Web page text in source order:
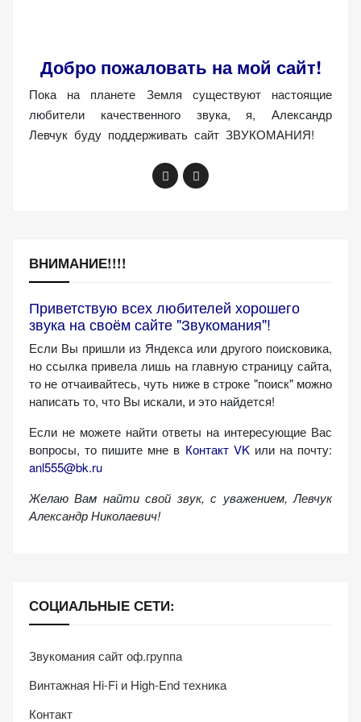
Добро пожаловать на мой сайт!
Пока на планете Земля существуют настоящие
любители качественного звука, я, Александр
Левчук буду поддерживать сайт ЗВУКОМАНИЯ!
ВНИМАНИЕ!!!!
Приветствую всех любителей хорошего
звука на своём сайте "Звукомания"!
Если Вы пришли из Яндекса или другого поисковика,
но ссылка привела лишь на главную страницу сайта,
то не отчаивайтесь, чуть ниже в строке "поиск" можно
написать то, что Вы искали, и это найдется!
Если не можете найти ответы на интересующие Вас
вопросы, то пишите мне в Контакт VKили на почту:
anl555@bk.ru
Желаю Вам найти свой звук, с уважением, Левчук
Александр Николаевич!
СОЦИАЛЬНЫЕ СЕТИ:
Звукомания сайт оф.группа
Винтажная Hi-Fi и High-End техника
Контакт
данных.
Маркетинговые
(реклама)
интересах и
сайта, вы повышаете
вероятность
просмотра
персонализированного
контента и
предложений.